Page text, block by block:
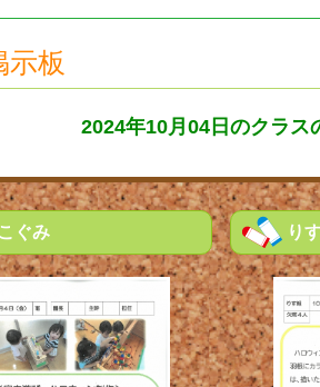
示板
2024年10月04日のクラス
ぐみ り